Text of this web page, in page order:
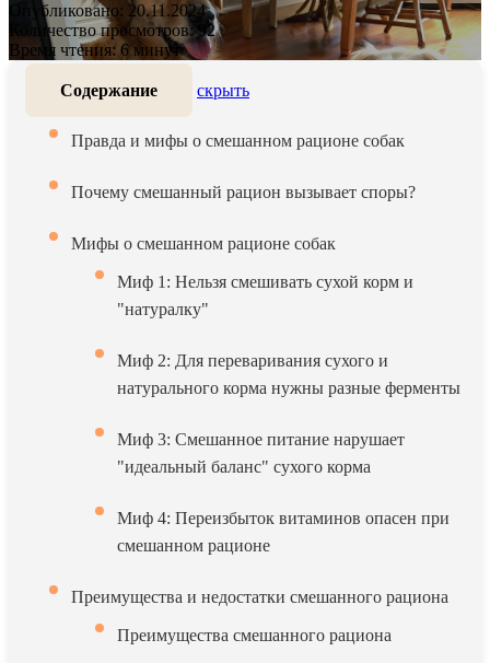
Опубликовано: 20.11.2024
Количество просмотров: 92
Время чтения: 6 минут
Содержание скрыть
Правда и мифы о смешанном рационе собак
Почему смешанный рацион вызывает споры?
Мифы о смешанном рационе собак
Миф 1: Нельзя смешивать сухой корм и
"натуралку"
Миф 2: Для переваривания сухого и
натурального корма нужны разные ферменты
Миф 3: Смешанное питание нарушает
"идеальный баланс" сухого корма
Миф 4: Переизбыток витаминов опасен при
смешанном рационе
Преимущества и недостатки смешанного рациона
Преимущества смешанного рациона